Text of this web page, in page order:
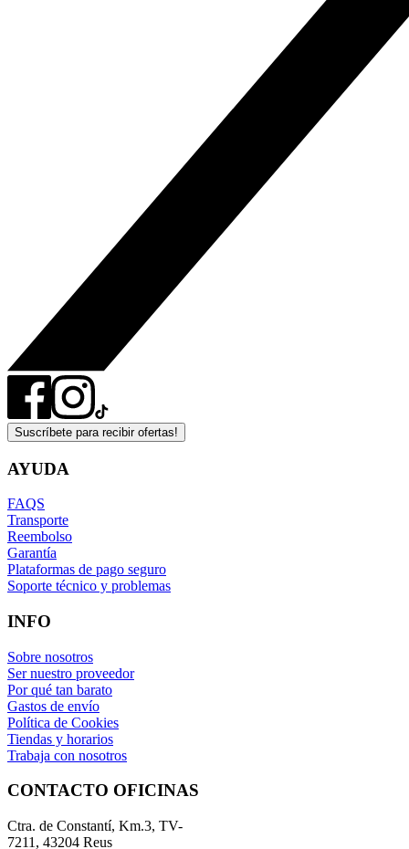
Suscríbete para recibir ofertas!
AYUDA
FAQS
Transporte
Reembolso
Garantía
Plataformas de pago seguro
Soporte técnico y problemas
INFO
Sobre nosotros
Ser nuestro proveedor
Por qué tan barato
Gastos de envío
Política de Cookies
Tiendas y horarios
Trabaja con nosotros
CONTACTO OFICINAS
Ctra. de Constantí, Km.3, TV-
7211, 43204 Reus